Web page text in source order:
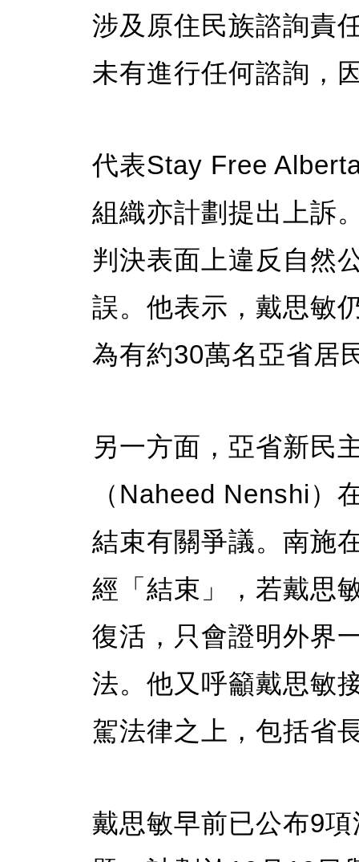
涉及原住民族諮詢責
未有進行任何諮詢，
代表Stay Free
組織亦計劃提出上訴
判決表面上違反自然
誤。他表示，戴思敏
為有約30萬名亞省居
另一方面，亞省新民
（Naheed Nenshi）
結束有關爭議。南施
經「結束」，若戴思
復活，只會證明外界
法。他又呼籲戴思敏
駕法律之上，包括省
戴思敏早前已公布9